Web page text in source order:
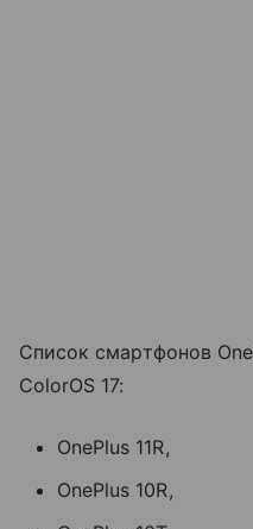
Список смартфонов
ColorOS 17:
OnePlus 11R,
OnePlus 10R,